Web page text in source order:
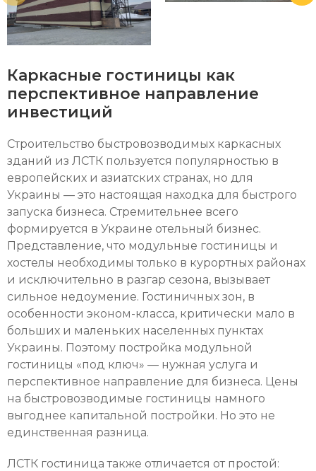
Каркасные гостиницы как
перспективное направление
инвестиций
Строительство быстровозводимых каркасных
зданий из ЛСТК пользуется популярностью в
европейских и азиатских странах, но для
Украины — это настоящая находка для быстрого
запуска бизнеса. Стремительнее всего
формируется в Украине отельный бизнес.
Представление, что модульные гостиницы и
хостелы необходимы только в курортных районах
и исключительно в разгар сезона, вызывает
сильное недоумение. Гостиничных зон, в
особенности эконом-класса, критически мало в
больших и маленьких населенных пунктах
Украины. Поэтому постройка модульной
гостиницы «под ключ» — нужная услуга и
перспективное направление для бизнеса. Цены
на быстровозводимые гостиницы намного
выгоднее капитальной постройки. Но это не
единственная разница.
ЛСТК гостиница также отличается от простой: